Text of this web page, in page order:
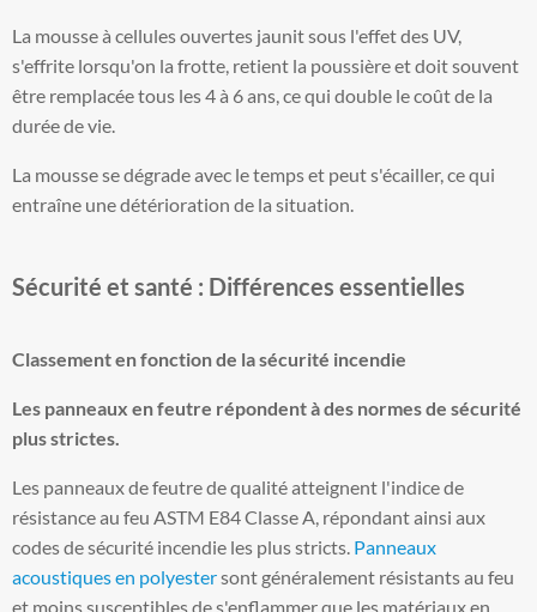
La mousse à cellules ouvertes jaunit sous l'effet des UV,
s'effrite lorsqu'on la frotte, retient la poussière et doit souvent
être remplacée tous les 4 à 6 ans, ce qui double le coût de la
durée de vie.
La mousse se dégrade avec le temps et peut s'écailler, ce qui
entraîne une détérioration de la situation.
Sécurité et santé : Différences essentielles
Classement en fonction de la sécurité incendie
Les panneaux en feutre répondent à des normes de sécurité
plus strictes.
Les panneaux de feutre de qualité atteignent l'indice de
résistance au feu ASTM E84 Classe A, répondant ainsi aux
codes de sécurité incendie les plus stricts. Panneaux
acoustiques en polyestersont généralement résistants au feu
et moins susceptibles de s'enflammer que les matériaux en